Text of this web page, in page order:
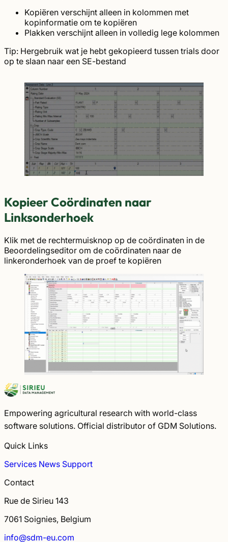
Kopiëren verschijnt alleen in kolommen met
kopinformatie om te kopiëren
Plakken verschijnt alleen in volledig lege kolommen
Tip: Hergebruik wat je hebt gekopieerd tussen trials door
op te slaan naar een SE-bestand
Kopieer Coördinaten naar
Linksonderhoek
Klik met de rechtermuisknop op de coördinaten in de
Beoordelingseditor om de coördinaten naar de
linkeronderhoek van de proef te kopiëren
Empowering agricultural research with world-class
software solutions. Official distributor of GDM Solutions.
Quick Links
Services News Support
Contact
Rue de Sirieu 143
7061 Soignies, Belgium
info@sdm-eu.com